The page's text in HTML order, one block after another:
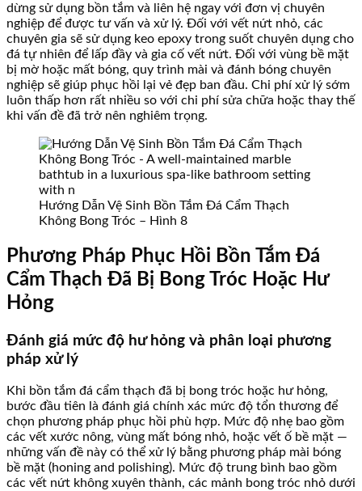
dừng sử dụng bồn tắm và liên hệ ngay với đơn vị chuyên
nghiệp để được tư vấn và xử lý. Đối với vết nứt nhỏ, các
chuyên gia sẽ sử dụng keo epoxy trong suốt chuyên dụng cho
đá tự nhiên để lấp đầy và gia cố vết nứt. Đối với vùng bề mặt
bị mờ hoặc mất bóng, quy trình mài và đánh bóng chuyên
nghiệp sẽ giúp phục hồi lại vẻ đẹp ban đầu. Chi phí xử lý sớm
luôn thấp hơn rất nhiều so với chi phí sửa chữa hoặc thay thế
khi vấn đề đã trở nên nghiêm trọng.
Hướng Dẫn Vệ Sinh Bồn Tắm Đá Cẩm Thạch
Không Bong Tróc – Hình 8
Phương Pháp Phục Hồi Bồn Tắm Đá
Cẩm Thạch Đã Bị Bong Tróc Hoặc Hư
Hỏng
Đánh giá mức độ hư hỏng và phân loại phương
pháp xử lý
Khi bồn tắm đá cẩm thạch đã bị bong tróc hoặc hư hỏng,
bước đầu tiên là đánh giá chính xác mức độ tổn thương để
chọn phương pháp phục hồi phù hợp. Mức độ nhẹ bao gồm
các vết xước nông, vùng mất bóng nhỏ, hoặc vết ố bề mặt —
những vấn đề này có thể xử lý bằng phương pháp mài bóng
bề mặt (honing and polishing). Mức độ trung bình bao gồm
các vết nứt không xuyên thành, các mảnh bong tróc nhỏ dưới